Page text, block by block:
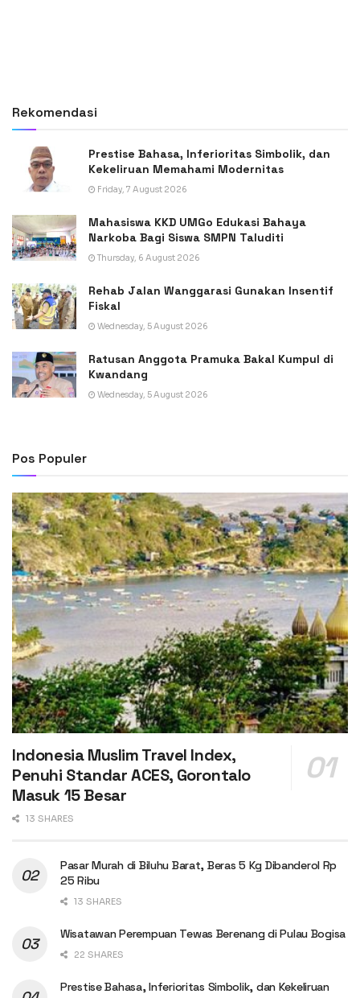
Rekomendasi
Prestise Bahasa, Inferioritas Simbolik, dan
Kekeliruan Memahami Modernitas
Friday, 7 August 2026
Mahasiswa KKD UMGo Edukasi Bahaya
Narkoba Bagi Siswa SMPN Taluditi
Thursday, 6 August 2026
Rehab Jalan Wanggarasi Gunakan Insentif
Fiskal
Wednesday, 5 August 2026
Ratusan Anggota Pramuka Bakal Kumpul di
Kwandang
Wednesday, 5 August 2026
Pos Populer
Indonesia Muslim Travel Index,
Penuhi Standar ACES, Gorontalo
Masuk 15 Besar
13 SHARES
Pasar Murah di Biluhu Barat, Beras 5 Kg Dibanderol Rp
25 Ribu
13 SHARES
Wisatawan Perempuan Tewas Berenang di Pulau Bogisa
22 SHARES
Prestise Bahasa, Inferioritas Simbolik, dan Kekeliruan